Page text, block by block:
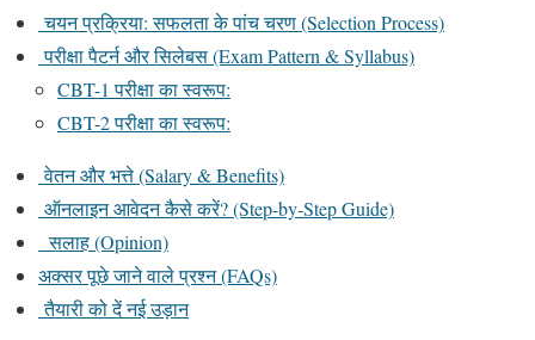
चयन प्रक्रिया: सफलता के पांच चरण (Selection Process)
परीक्षा पैटर्न और सिलेबस (Exam Pattern & Syllabus)
CBT-1 परीक्षा का स्वरूप:
CBT-2 परीक्षा का स्वरूप:
वेतन और भत्ते (Salary & Benefits)
ऑनलाइन आवेदन कैसे करें? (Step-by-Step Guide)
सलाह (Opinion)
अक्सर पूछे जाने वाले प्रश्न (FAQs)
तैयारी को दें नई उड़ान